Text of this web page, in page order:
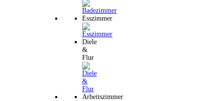
Esszimmer
Diele
&
Flur
Arbeitszimmer